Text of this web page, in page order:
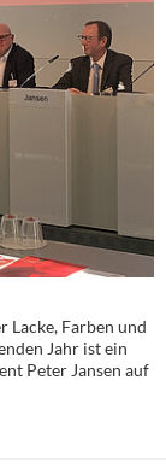
Lacke, Farben und
Jahr ist ein
Peter Jansen auf